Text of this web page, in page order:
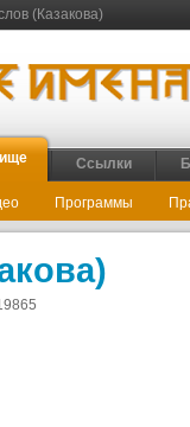
(Казакова)
Ссылки
Программы